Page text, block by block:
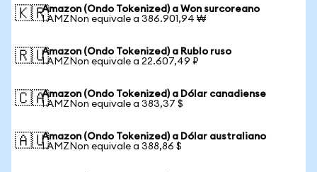
🇰🇷Amazon (Ondo Tokenized) a Won surcoreano
1 AMZNon equivale a 386.901,94 ₩
🇷🇺Amazon (Ondo Tokenized) a Rublo ruso
1 AMZNon equivale a 22.607,49 ₽
🇨🇦Amazon (Ondo Tokenized) a Dólar canadiense
1 AMZNon equivale a 383,37 $
🇦🇺Amazon (Ondo Tokenized) a Dólar australiano
1 AMZNon equivale a 388,86 $